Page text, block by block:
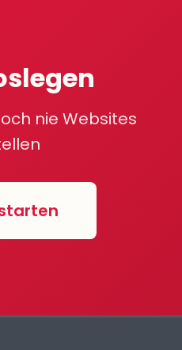
nie Websites